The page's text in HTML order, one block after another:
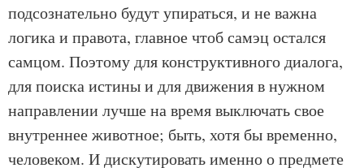
подсознательно будут упираться, и не важна
логика и правота, главное чтоб самэц остался
самцом. Поэтому для конструктивного диалога,
для поиска истины и для движения в нужном
направлении лучше на время выключать свое
внутреннее животное; быть, хотя бы временно,
человеком. И дискутировать именно о предмете